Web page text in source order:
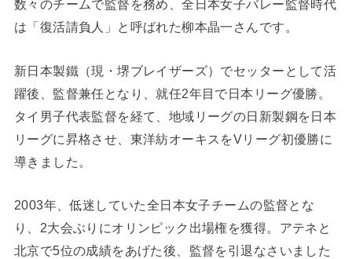
数々のチームで監督を務め、全日本女子バレー監督時代
は「復活請負人」と呼ばれた柳本晶一さんです。
新日本製鐵（現・堺ブレイザーズ）でセッターとして活
躍後、監督兼任となり、就任2年目で日本リーグ優勝。
タイ男子代表監督を経て、地域リーグの日新製鋼を日本
リーグに昇格させ、東洋紡オーキスをVリーグ初優勝に
導きました。
2003年、低迷していた全日本女子チームの監督とな
り、2大会ぶりにオリンピック出場権を獲得。アテネと
北京で5位の成績をあげた後、監督を引退なさいました